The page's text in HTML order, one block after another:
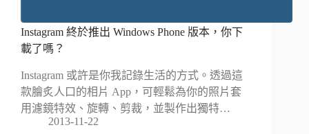
Instagram 終於推出 Windows Phone 版本，你下
載了嗎？
Instagram 或許是你我記錄生活的方式。透過這
款膾炙人口的相片 App，可輕鬆為你的照片套
用濾鏡特效、旋轉、剪裁，並製作出獨特…
2013-11-22